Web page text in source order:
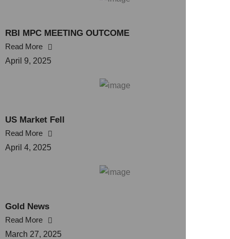
RBI MPC MEETING OUTCOME
Read More
April 9, 2025
US Market Fell
Read More
April 4, 2025
Gold News
Read More
March 27, 2025